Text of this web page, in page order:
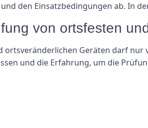
den Einsatzbedingungen ab. In
von ortsfesten
ortsveränderlichen Geräten darf
und die Erfahrung, um die